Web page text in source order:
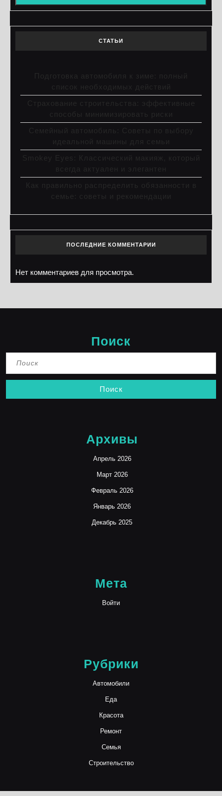
СТАТЬИ
Подготовка автомобиля к зиме: полный
список необходимых действий
Страхование строительства: эффективные
способы минимизировать риски
Семейный автомобиль: Советы по выбору
идеальной машины для семьи
Smokey Eyes: Классический макияж, который
всегда актуален и элегантен
Как правильно распределить обязанности в
семье: советы и рекомендации
ПОСЛЕДНИЕ КОММЕНТАРИИ
Нет комментариев для просмотра.
Поиск
Архивы
Апрель 2026
Март 2026
Февраль 2026
Январь 2026
Декабрь 2025
Мета
Войти
Рубрики
Автомобили
Еда
Красота
Ремонт
Семья
Строительство